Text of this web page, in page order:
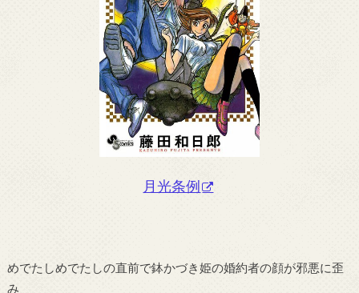
月光条例
めでたしめでたしの直前で鉢かづき姫の婚約者の顔が邪悪に歪
み